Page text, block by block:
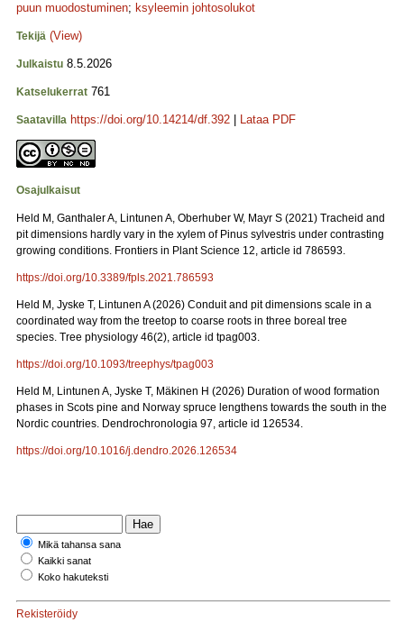
puun muodostuminen; ksyleemin johtosolukot
Tekijä (View)
Julkaistu 8.5.2026
Katselukerrat 761
Saatavilla https://doi.org/10.14214/df.392 Lataa PDF
Osajulkaisut
Held M, Ganthaler A, Lintunen A, Oberhuber W, Mayr S (2021) Tracheid and
pit dimensions hardly vary in the xylem of Pinus sylvestris under contrasting
growing conditions. Frontiers in Plant Science 12, article id 786593.
https://doi.org/10.3389/fpls.2021.786593
Held M, Jyske T, Lintunen A (2026) Conduit and pit dimensions scale in a
coordinated way from the treetop to coarse roots in three boreal tree
species. Tree physiology 46(2), article id tpag003.
https://doi.org/10.1093/treephys/tpag003
Held M, Lintunen A, Jyske T, Mäkinen H (2026) Duration of wood formation
phases in Scots pine and Norway spruce lengthens towards the south in the
Nordic countries. Dendrochronologia 97, article id 126534.
https://doi.org/10.1016/j.dendro.2026.126534
Mikä tahansa sana
Kaikki sanat
Koko hakuteksti
Rekisteröidy